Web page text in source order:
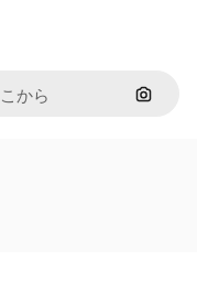
画像で